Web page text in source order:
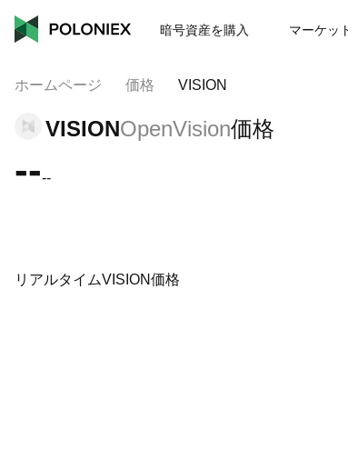
暗号資産を購入 マーケッ
ホームページ 価格 VISION
VISIONOpenVision価格
----
リアルタイムVISION価格